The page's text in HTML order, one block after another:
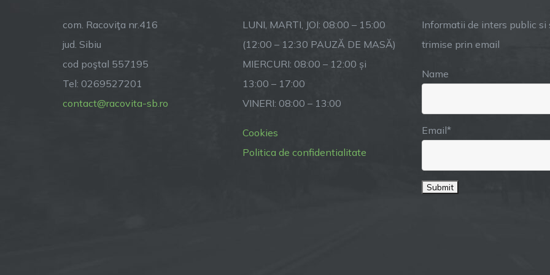
1
2023
com. Racoviţa nr.416
jud. Sibiu
cod poştal 557195
Tel: 0269527201
contact@racovita-sb.ro
LUNI, MARTI, JOI: 08:00 – 15:00
(12:00 – 12:30 PAUZĂ DE MASĂ)
MIERCURI: 08:00 – 12:00 și
13:00 – 17:00
VINERI: 08:00 – 13:00
Cookies
Politica de confidentialitate
Informatii de inters public si
trimise prin email
Name
Email*